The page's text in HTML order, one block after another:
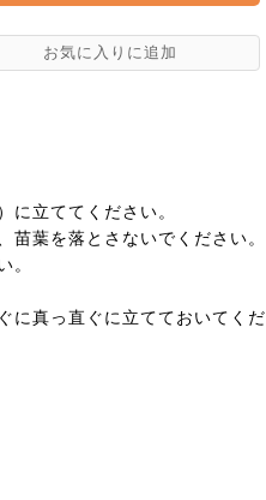
に立ててください。
葉を落とさないでください。
。
に真っ直ぐに立てておいてくだ